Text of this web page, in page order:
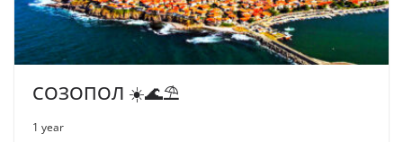
СОЗОПОЛ ☀️🌊⛱
1 year